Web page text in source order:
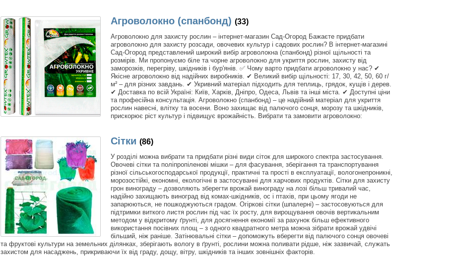
Агроволокно (спанбонд) (33)
Агроволокно для захисту рослин – інтернет-магазин Сад-Огород Бажаєте придбати
агроволокно для захисту розсади, овочевих культур і садових рослин? В інтернет-магазині
Сад-Огород представлений широкий вибір агроволокна (спанбонд) різної щільності та
розмірів. Ми пропонуємо біле та чорне агроволокно для укриття рослин, захисту від
заморозків, перегріву, шкідників і бур'янів. ✅ Чому варто придбати агроволокно у нас? ✔
Якісне агроволокно від надійних виробників. ✔ Великий вибір щільності: 17, 30, 42, 50, 60 г/
м² – для різних завдань. ✔ Укривний матеріал підходить для теплиць, грядок, кущів і дерев.
✔ Доставка по всій Україні: Київ, Харків, Дніпро, Одеса, Львів та інші міста. ✔ Доступні ціни
та професійна консультація. Агроволокно (спанбонд) – це надійний матеріал для укриття
рослин навесні, влітку та восени. Воно захищає від палючого сонця, морозу та шкідників,
прискорює ріст культур і підвищує врожайність. Вибрати та замовити агроволокно:
Сітки (86)
У розділі можна вибрати та придбати різні види сіток для широкого спектра застосування.
Овочеві сітки та поліпропіленові мішки – для фасування, зберігання та транспортування
різної сільськогосподарської продукції, практичні та прості в експлуатації, вологонепроникні,
морозостійкі, економні, екологічні в застосуванні для харчових продуктів. Сітки для захисту
грон винограду – дозволяють зберегти врожай винограду на лозі більш тривалий час,
надійно захищають виноград від комах-шкідників, ос і птахів, при цьому ягоди не
запарюються, не пошкоджуються градом. Огіркові сітки (шпалерні) – застосовуються для
підтримки виткого листя рослин під час їх росту, для вирощування овочів вертикальним
методом у відкритому ґрунті, для досягнення економії за рахунок більш ефективного
використання посівних площ – з одного квадратного метра можна зібрати врожай удвічі
більший, ніж раніше. Затінювальні сітки – допоможуть вберегти від палючого сонця овочеві
та фруктові культури на земельних ділянках, зберігають вологу в ґрунті, рослини можна поливати рідше, ніж зазвичай, служать
захистом для насаджень, прикриваючи їх від граду, дощу, вітру, шкідників та інших зовнішніх факторів.